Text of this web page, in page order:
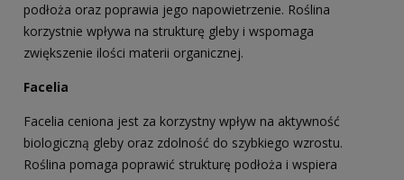
podłoża oraz poprawia jego napowietrzenie. Roślina
korzystnie wpływa na strukturę gleby i wspomaga
zwiększenie ilości materii organicznej.
Facelia
Facelia ceniona jest za korzystny wpływ na aktywność
biologiczną gleby oraz zdolność do szybkiego wzrostu.
Roślina pomaga poprawić strukturę podłoża i wspiera